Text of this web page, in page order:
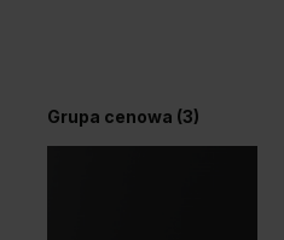
Grupa cenowa (3)